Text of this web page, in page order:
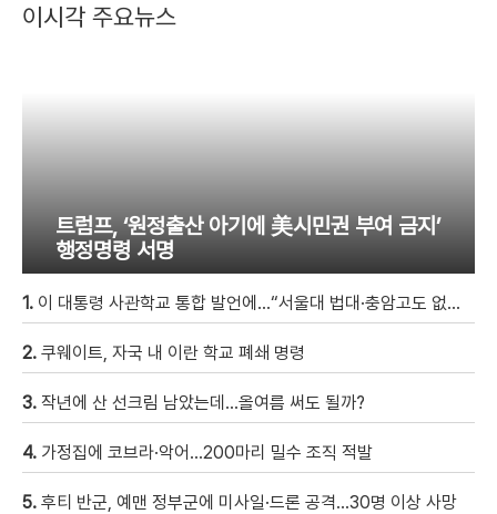
이시각 주요뉴스
트럼프, ‘원정출산 아기에 美시민권 부여 금지’
행정명령 서명
1. 이 대통령 사관학교 통합 발언에…“서울대 법대·충암고도 없애나”
2. 쿠웨이트, 자국 내 이란 학교 폐쇄 명령
3. 작년에 산 선크림 남았는데…올여름 써도 될까?
4. 가정집에 코브라·악어…200마리 밀수 조직 적발
5. 후티 반군, 예맨 정부군에 미사일·드론 공격…30명 이상 사망